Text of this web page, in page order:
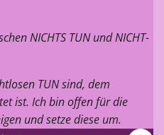
NICHTS TUN und NICHT-
TUN sind, dem
ist. Ich bin offen für die
und setze diese um.